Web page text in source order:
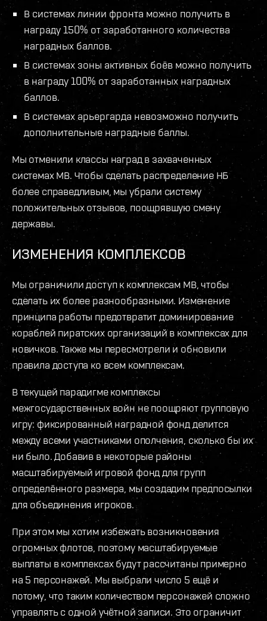
В системах линии фронта можно получить в
награду 150% от заработанного количества
наградных баллов.
В системах зоны активных боёв можно получить
в награду 100% от заработанных наградных
баллов.
В системах арьергарда невозможно получить
дополнительные наградные баллы.
Мы отменили классы наград в захваченных
системах МВ. Чтобы сделать распределение НБ
более справедливым, мы убрали систему
положительных отзывов, поощрявшую смену
державы.
ИЗМЕНЕНИЯ КОМПЛЕКСОВ
Мы ограничили доступ к комплексам МВ, чтобы
сделать их более разнообразными. Изменение
принципа работы предотвратит доминирование
кораблей пиратских организаций в комплексах для
новичков. Также мы пересмотрели и обновили
правила доступа ко всем комплексам.
В текущей парадигме комплексы
межгосударственных войн не поощряют групповую
игру: фиксированный наградной фонд делится
между всеми участниками ополчения, сколько бы их
ни было. Добавив в некоторые районы
масштабируемый игровой фонд для групп
определённого размера, мы создадим предпосылки
для объединения игроков.
При этом мы хотим избежать возникновения
огромных флотов, поэтому масштабируемые
выплаты в комплексах будут рассчитаны примерно
на 5 персонажей. Мы выбрали число 5 ещё и
потому, что таким количеством персонажей сложно
управлять с одной учётной записи. Это ограничит